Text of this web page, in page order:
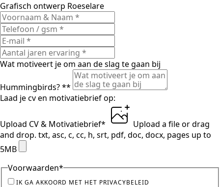
Grafisch ontwerp Roeselare
Wat motiveert je om aan de slag te gaan bij
Hummingbirds? **
Laad je cv en motivatiebrief op:
Upload CV & Motivatiebrief* Upload a fileor drag
and drop. txt, asc, c, cc, h, srt, pdf, doc, docx, pages up to
5MB
Voorwaarden*
IK GA AKKOORD MET HET PRIVACYBELEID